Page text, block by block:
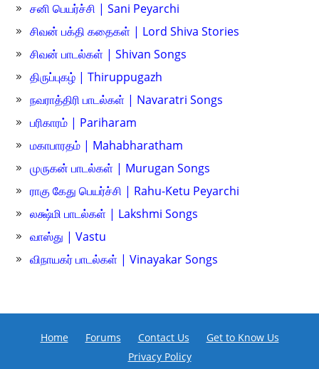
சனி பெயர்ச்சி | Sani Peyarchi
சிவன் பக்தி கதைகள் | Lord Shiva Stories
சிவன் பாடல்கள் | Shivan Songs
திருப்புகழ் | Thiruppugazh
நவராத்திரி பாடல்கள் | Navaratri Songs
பரிகாரம் | Pariharam
மகாபாரதம் | Mahabharatham
முருகன் பாடல்கள் | Murugan Songs
ராகு கேது பெயர்ச்சி | Rahu-Ketu Peyarchi
லக்ஷ்மி பாடல்கள் | Lakshmi Songs
வாஸ்து | Vastu
விநாயகர் பாடல்கள் | Vinayakar Songs
Home Forums Contact Us
Get to Know Us
Privacy Policy